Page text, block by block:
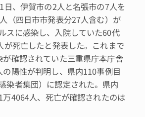
、伊賀市の2人と名張市の7人を
（四日市市発表分27人含む）が
スに感染し、入院していた60代
が死亡したと発表した。これまで
が確認されていた三重県庁本庁舎
陽性が判明し、県内110事例目
染者集団）に認定された。県内
万4064人、死亡が確認されたのは